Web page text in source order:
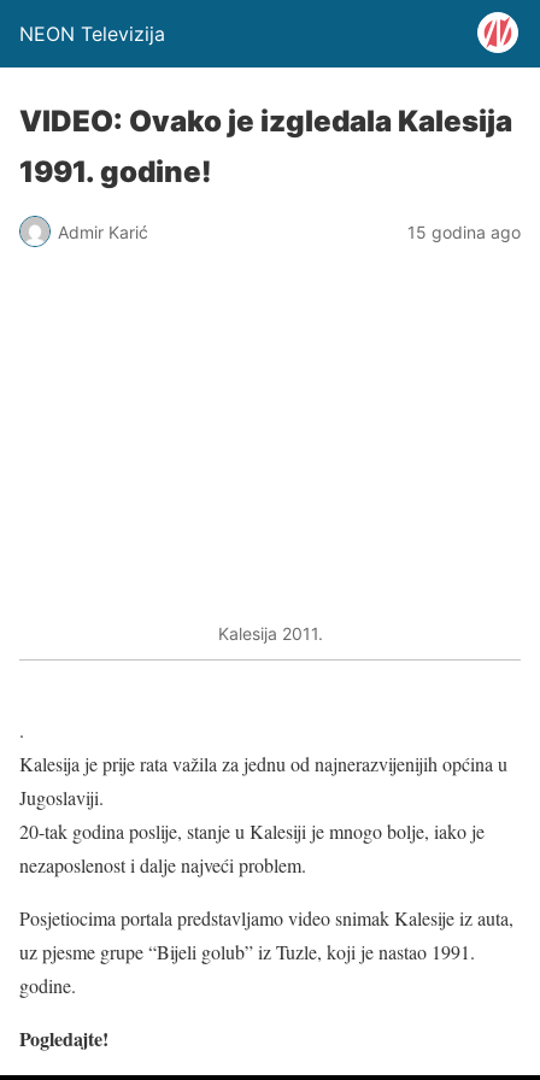
NEON Televizija
VIDEO: Ovako je izgledala Kalesija
1991. godine!
Admir Karić 15 godina ago
Kalesija 2011.
.
Kalesija je prije rata važila za jednu od najnerazvijenijih općina u
Jugoslaviji.
20-tak godina poslije, stanje u Kalesiji je mnogo bolje, iako je
nezaposlenost i dalje najveći problem.
Posjetiocima portala predstavljamo video snimak Kalesije iz auta,
uz pjesme grupe “Bijeli golub” iz Tuzle, koji je nastao 1991.
godine.
Pogledajte!